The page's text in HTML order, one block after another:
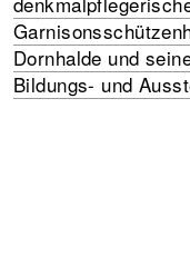
Dornhalde und
Bildungs- und